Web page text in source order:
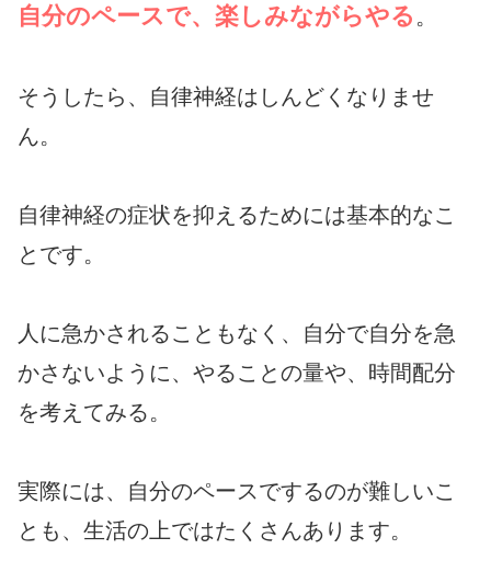
自分のペースで、楽しみながらやる 。
そうしたら、自律神経はしんどくなりませ
ん。
自律神経の症状を抑えるためには基本的なこ
とです。
人に急かされることもなく、自分で自分を急
かさないように、やることの量や、時間配分
を考えてみる。
実際には、自分のペースでするのが難しいこ
とも、生活の上ではたくさんあります。